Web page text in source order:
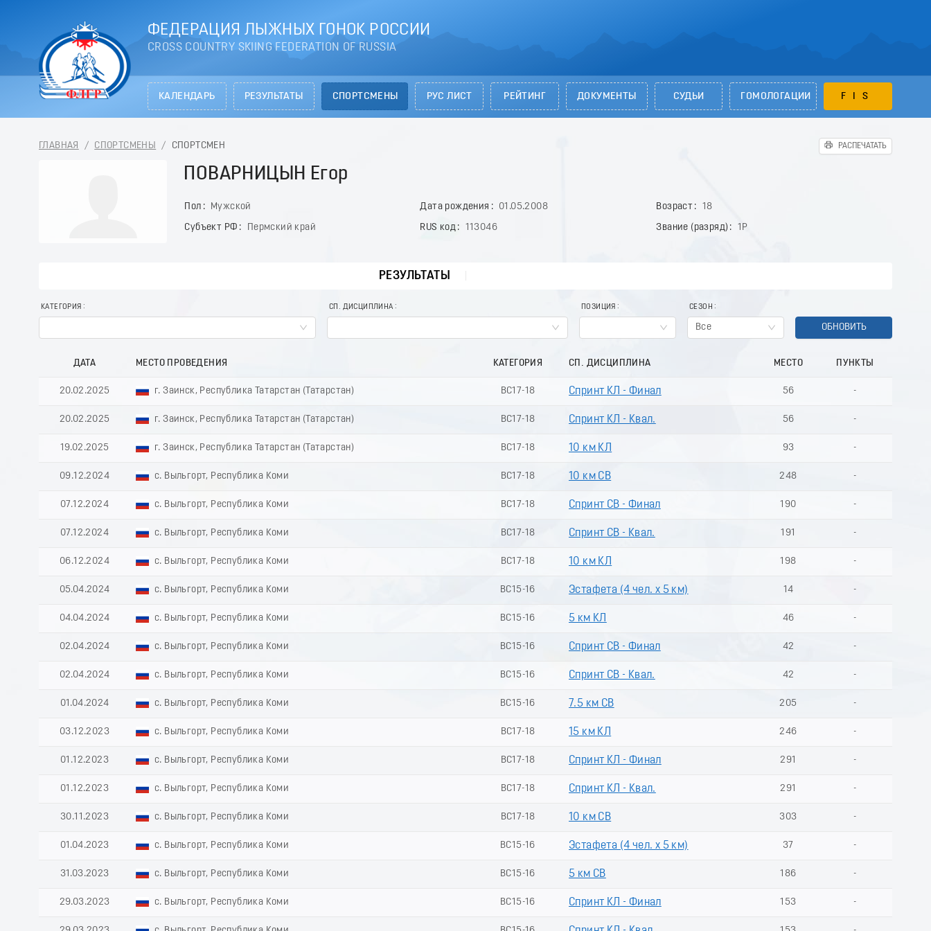
ФЕДЕРАЦИЯ ЛЫЖНЫХ ГОНОК РОССИИ
CROSS COUNTRY SKIING FEDERATION OF RUSSIA
КАЛЕНДАРЬ РЕЗУЛЬТАТЫ СПОРТСМЕНЫ РУС ЛИСТ РЕЙТИНГ ДОКУМЕНТЫ СУДЬИ ГОМОЛОГАЦИИ FIS
ГЛАВНАЯ / СПОРТСМЕНЫ / СПОРТСМЕН РАСПЕЧАТАТЬ
ПОВАРНИЦЫН Егор
Пол Мужской Дата рождения 01.05.2008 Возраст
18
Субъект РФ
Пермский край RUS код 113046 Звание (разряд) 1Р
РЕЗУЛЬТАТЫ
КАТЕГОРИЯ СП. ДИСЦИПЛИНА ПОЗИЦИЯ СЕЗОН
Все ОБНОВИТЬ
ДАТА МЕСТО ПРОВЕДЕНИЯ КАТЕГОРИЯ СП. ДИСЦИПЛИНА МЕСТО ПУНКТЫ
20.02.2025 г. Заинск, Республика Татарстан (Татарстан) ВС17-18 Спринт КЛ - Финал 56 -
20.02.2025 г. Заинск, Республика Татарстан (Татарстан) ВС17-18 Спринт КЛ - Квал. 56 -
19.02.2025 г. Заинск, Республика Татарстан (Татарстан) ВС17-18 10 км КЛ 93 -
09.12.2024 с. Выльгорт, Республика Коми ВС17-18 10 км СВ 248 -
07.12.2024 с. Выльгорт, Республика Коми ВС17-18 Спринт СВ - Финал 190 -
07.12.2024 с. Выльгорт, Республика Коми ВС17-18 Спринт СВ - Квал. 191 -
06.12.2024 с. Выльгорт, Республика Коми ВС17-18 10 км КЛ 198 -
05.04.2024 с. Выльгорт, Республика Коми ВС15-16 Эстафета (4 чел. х 5 км) 14 -
04.04.2024 с. Выльгорт, Республика Коми ВС15-16 5 км КЛ 46 -
02.04.2024 с. Выльгорт, Республика Коми ВС15-16 Спринт СВ - Финал 42 -
02.04.2024 с. Выльгорт, Республика Коми ВС15-16 Спринт СВ - Квал. 42 -
01.04.2024 с. Выльгорт, Республика Коми ВС15-16 7.5 км СВ 205 -
03.12.2023 с. Выльгорт, Республика Коми ВС17-18 15 км КЛ 246 -
01.12.2023 с. Выльгорт, Республика Коми ВС17-18 Спринт КЛ - Финал 291 -
01.12.2023 с. Выльгорт, Республика Коми ВС17-18 Спринт КЛ - Квал. 291 -
30.11.2023 с. Выльгорт, Республика Коми ВС17-18 10 км СВ 303 -
01.04.2023 с. Выльгорт, Республика Коми ВС15-16 Эстафета (4 чел. х 5 км) 37 -
31.03.2023 с. Выльгорт, Республика Коми ВС15-16 5 км СВ 186 -
29.03.2023 с. Выльгорт, Республика Коми ВС15-16 Спринт КЛ - Финал 153 -